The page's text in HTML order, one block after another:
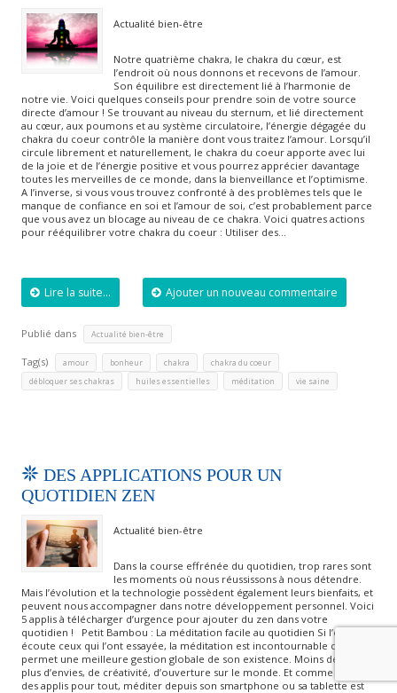
Actualité bien-être
Notre quatrième chakra, le chakra du cœur, est
l’endroit où nous donnons et recevons de l’amour.
Son équilibre est directement lié à l’harmonie de
notre vie. Voici quelques conseils pour prendre soin de votre source
directe d’amour ! Se trouvant au niveau du sternum, et lié directement
au cœur, aux poumons et au système circulatoire, l’énergie dégagée du
chakra du coeur contrôle la manière dont vous traitez l’amour. Lorsqu’il
circule librement et naturellement, le chakra du coeur apporte avec lui
de la joie et de l’énergie positive et vous pourrez apprécier davantage
toutes les merveilles de ce monde, dans la bienveillance et l’optimisme.
A l’inverse, si vous vous trouvez confronté à des problèmes tels que le
manque de confiance en soi et l’amour de soi, c’est probablement parce
que vous avez un blocage au niveau de ce chakra. Voici quatres actions
pour rééquilibrer votre chakra du coeur : Utiliser des…
Lire la suite... Ajouter un nouveau commentaire
Publié dans Actualité bien-être
Tag(s) amour bonheur chakra chakra du coeur
débloquer ses chakras huiles essentielles méditation vie saine
DES APPLICATIONS POUR UN
QUOTIDIEN ZEN
Actualité bien-être
Dans la course effrénée du quotidien, trop rares sont
les moments où nous réussissons à nous détendre.
Mais l’évolution et la technologie possèdent également leurs bienfaits, et
peuvent nous accompagner dans notre développement personnel. Voici
5 applis à télécharger d’urgence pour ajouter du zen dans votre
quotidien ! Petit Bambou : La méditation facile au quotidien Si l’on
écoute ceux qui l’ont essayée, la méditation est incontournable car elle
permet une meilleure gestion globale de son existence. Moins de stress,
plus d’envies, de créativité, d’ouverture sur le monde. Et comme il y a
des applis pour tout, méditer depuis son smartphone ou sa tablette est